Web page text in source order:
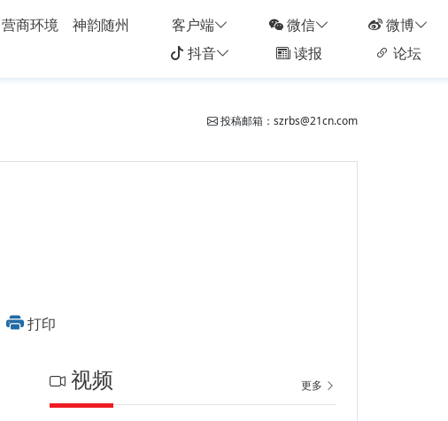
营商环境
神韵随州
客户端 微信
微博
抖音
读报 论坛
投稿邮箱：szrbs@21cn.com
打印
视频 更多